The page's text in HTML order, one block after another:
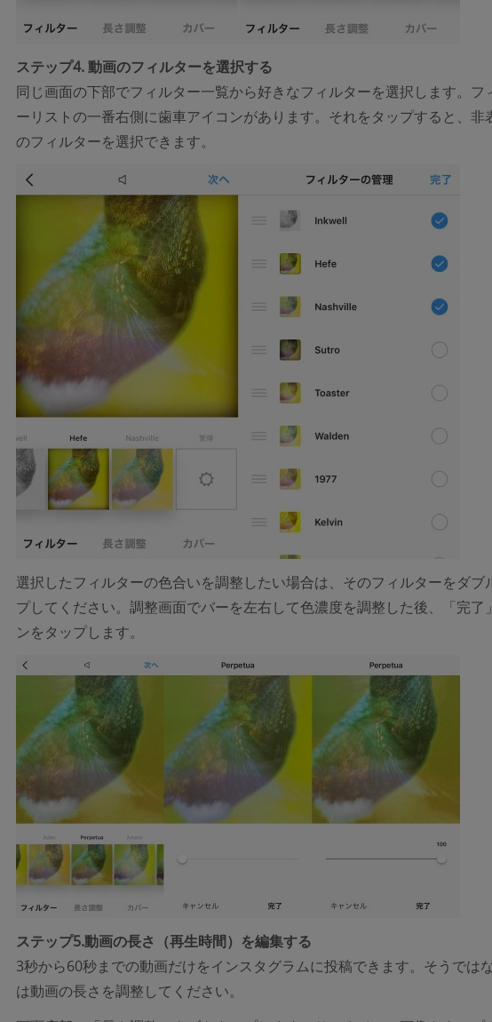
ステップ4. 動画のフィルターを選択する
同じ画面の下部でフィルター一覧から好きなフィルターを選択します。フ
ーリストの一番右側に歯車アイコンがあります。それをタップすると、非
のフィルターを選択できます。
選択したフィルターの色合いを調整したい場合は、そのフィルターをダブ
プしてください。調整画面でバーを左右して色濃度を調整した後、「完了
ンをタップします。
ステップ5.動画の長さ（再生時間）を編集する
3秒から60秒までの動画だけをインスタグラムに投稿できます。そうでは
は動画の長さを調整してください。